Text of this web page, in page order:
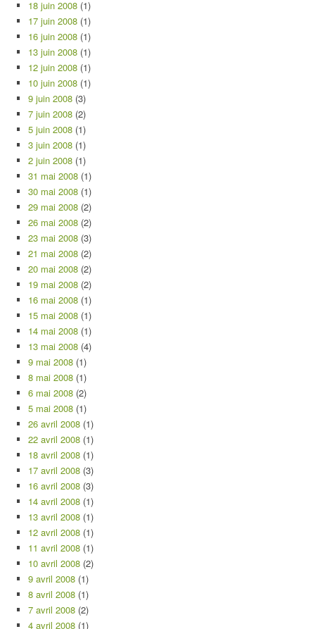
18 juin 2008 (1)
17 juin 2008 (1)
16 juin 2008 (1)
13 juin 2008 (1)
12 juin 2008 (1)
10 juin 2008 (1)
9 juin 2008 (3)
7 juin 2008 (2)
5 juin 2008 (1)
3 juin 2008 (1)
2 juin 2008 (1)
31 mai 2008 (1)
30 mai 2008 (1)
29 mai 2008 (2)
26 mai 2008 (2)
23 mai 2008 (3)
21 mai 2008 (2)
20 mai 2008 (2)
19 mai 2008 (2)
16 mai 2008 (1)
15 mai 2008 (1)
14 mai 2008 (1)
13 mai 2008 (4)
9 mai 2008 (1)
8 mai 2008 (1)
6 mai 2008 (2)
5 mai 2008 (1)
26 avril 2008 (1)
22 avril 2008 (1)
18 avril 2008 (1)
17 avril 2008 (3)
16 avril 2008 (3)
14 avril 2008 (1)
13 avril 2008 (1)
12 avril 2008 (1)
11 avril 2008 (1)
10 avril 2008 (2)
9 avril 2008 (1)
8 avril 2008 (1)
7 avril 2008 (2)
4 avril 2008 (1)